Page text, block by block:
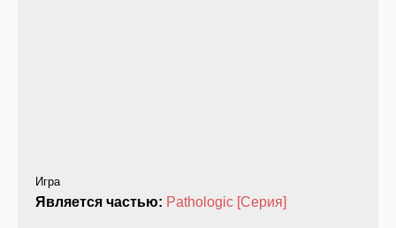
Игра
Является частью: Pathologic [Серия]